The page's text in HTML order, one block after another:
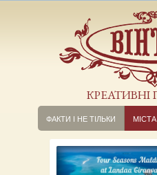
ФАКТИ І НЕ ТІЛЬКИ МІСТА